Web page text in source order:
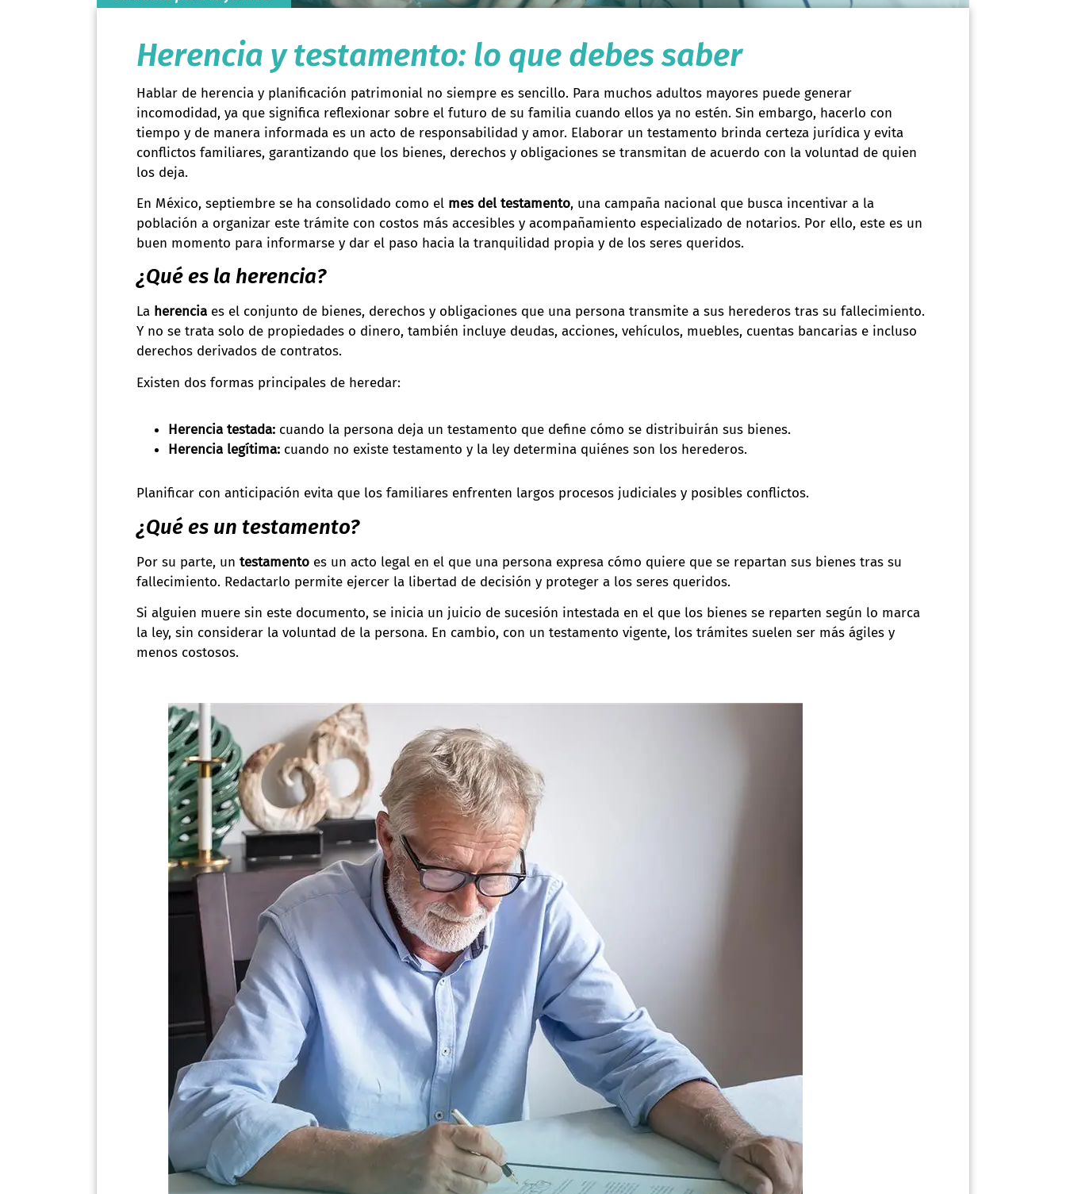
Herencia y testamento: lo que debes saber
Hablar de herencia y planificación patrimonial no siempre es sencillo. Para muchos adultos mayores puede generar
incomodidad, ya que significa reflexionar sobre el futuro de su familia cuando ellos ya no estén. Sin embargo, hacerlo con
tiempo y de manera informada es un acto de responsabilidad y amor. Elaborar un testamento brinda certeza jurídica y evita
conflictos familiares, garantizando que los bienes, derechos y obligaciones se transmitan de acuerdo con la voluntad de quien
los deja.
En México, septiembre se ha consolidado como el mes del testamento, una campaña nacional que busca incentivar a la
población a organizar este trámite con costos más accesibles y acompañamiento especializado de notarios. Por ello, este es un
buen momento para informarse y dar el paso hacia la tranquilidad propia y de los seres queridos.
¿Qué es la herencia?
La herencia es el conjunto de bienes, derechos y obligaciones que una persona transmite a sus herederos tras su fallecimiento.
Y no se trata solo de propiedades o dinero, también incluye deudas, acciones, vehículos, muebles, cuentas bancarias e incluso
derechos derivados de contratos.
Existen dos formas principales de heredar:
Herencia testada: cuando la persona deja un testamento que define cómo se distribuirán sus bienes.
Herencia legítima: cuando no existe testamento y la ley determina quiénes son los herederos.
Planificar con anticipación evita que los familiares enfrenten largos procesos judiciales y posibles conflictos.
¿Qué es un testamento?
Por su parte, un testamento es un acto legal en el que una persona expresa cómo quiere que se repartan sus bienes tras su
fallecimiento. Redactarlo permite ejercer la libertad de decisión y proteger a los seres queridos.
Si alguien muere sin este documento, se inicia un juicio de sucesión intestada en el que los bienes se reparten según lo marca
la ley, sin considerar la voluntad de la persona. En cambio, con un testamento vigente, los trámites suelen ser más ágiles y
menos costosos.